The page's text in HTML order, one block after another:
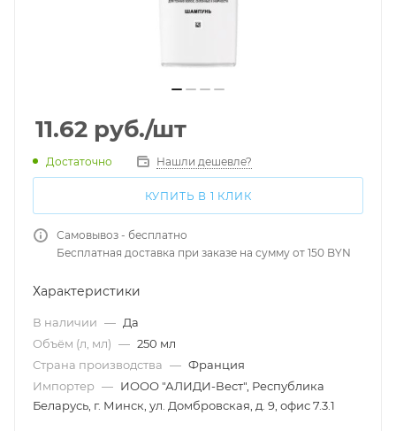
11.62 руб./шт
Достаточно Нашли дешевле?
КУПИТЬ В 1 КЛИК
Самовывоз - бесплатно
Бесплатная доставка при заказе на сумму от 150 BYN
Характеристики
В наличии — Да
Объём (л, мл) — 250 мл
Страна производства — Франция
Импортер — ИООО "АЛИДИ-Вест", Республика
Беларусь, г. Минск, ул. Домбровская, д. 9, офис 7.3.1